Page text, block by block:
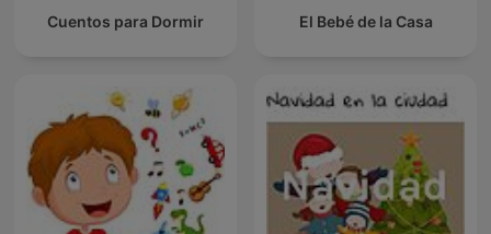
Cuentos para Dormir El Bebé de la Casa